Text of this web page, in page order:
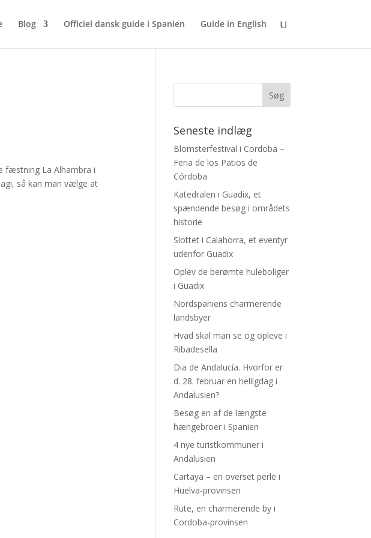
Blog Officiel dansk guide i Spanien Guide in English
fæstning La Alhambra i
så kan man vælge at
Seneste indlæg
Blomsterfestival i Cordoba –
Feria de los Patios de
Córdoba
Katedralen i Guadix, et
spændende besøg i områdets
historie
Slottet i Calahorra, et eventyr
udenfor Guadix
Oplev de berømte huleboliger
i Guadix
Nordspaniens charmerende
landsbyer
Hvad skal man se og opleve i
Ribadesella
Dia de Andalucía. Hvorfor er
d. 28. februar en helligdag i
Andalusien?
Besøg en af de længste
hængebroer i Spanien
4 nye turistkommuner i
Andalusien
Cartaya – en overset perle i
Huelva-provinsen
Rute, en charmerende by i
Cordoba-provinsen